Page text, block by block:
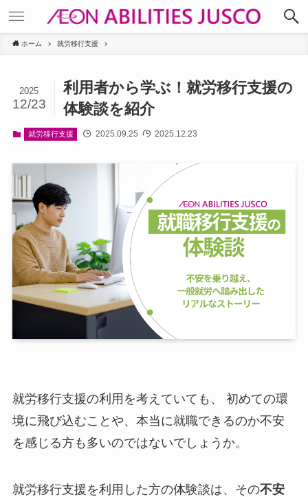
ホーム 就労移行支援
利用者から学ぶ！就労移行支援の
体験談を紹介
2025
12/23
就労移行支援 2025.09.25 2025.12.23
就労移行支援の利用を考えていても、 初めての環
境に飛び込むことや、本当に就職できるのか不安
を感じる方も多いのではないでしょうか。
就労移行支援を利用した方の体験談は、その不安